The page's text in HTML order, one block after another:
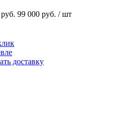
99 000 руб. / шт
доставку